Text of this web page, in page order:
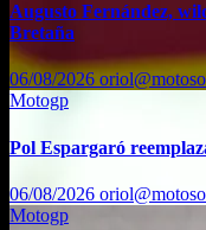
Augusto Fernández,
Bretaña
06/08/2026
Motogp
Pol Espargaró
06/08/2026
Motogp